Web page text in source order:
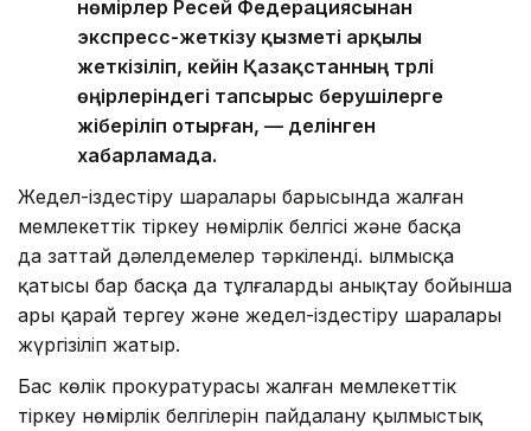
нөмірлер Ресей Федерациясынан
экспресс-жеткізу қызметі арқылы
жеткізіліп, кейін Қазақстанның түрлі
өңірлеріндегі тапсырыс берушілерге
жіберіліп отырған, — делінген
хабарламада.
Жедел-іздестіру шаралары барысында жалған
мемлекеттік тіркеу нөмірлік белгісі және басқа
да заттай дәлелдемелер тәркіленді. Қылмысқа
қатысы бар басқа да тұлғаларды анықтау бойынша
ары қарай тергеу және жедел-іздестіру шаралары
жүргізіліп жатыр.
Бас көлік прокуратурасы жалған мемлекеттік
тіркеу нөмірлік белгілерін пайдалану қылмыстық